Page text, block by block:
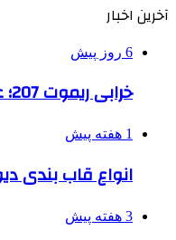
آخرین اخبار
6 روز پیش
خرابی ریموت 207؛ علت‌ها، نشانه‌ها و روش‌های تعمیر
1 هفته پیش
انواع قاب بندی
3 هفته پیش